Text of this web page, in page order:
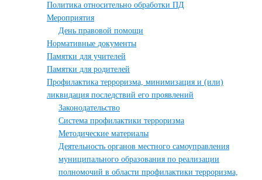
Политика относительно обработки ПД
Мероприятия
День правовой помощи
Нормативные документы
Памятки для учителей
Памятки для родителей
Профилактика терроризма, минимизация и (или)
ликвидация последствий его проявлений
Законодательство
Система профилактики терроризма
Методические материалы
Деятельность органов местного самоуправления
муниципального образования по реализации
полномочий в области профилактики терроризма,